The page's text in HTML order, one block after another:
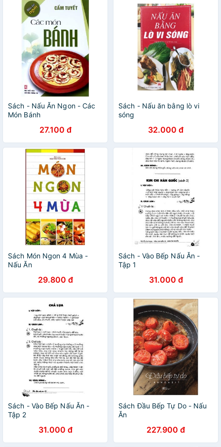
Sách - Nấu Ăn Ngon - Các
Món Bánh
27.100 đ
Sách - Nấu ăn bằng lò vi
sóng
32.000 đ
Sách Món Ngon 4 Mùa -
Nấu Ăn
29.800 đ
Sách - Vào Bếp Nấu Ăn -
Tập 1
31.000 đ
Sách - Vào Bếp Nấu Ăn -
Tập 2
31.000 đ
Sách Đầu Bếp Tự Do - Nấu
Ăn
227.900 đ